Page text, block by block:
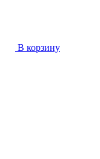
В корзину